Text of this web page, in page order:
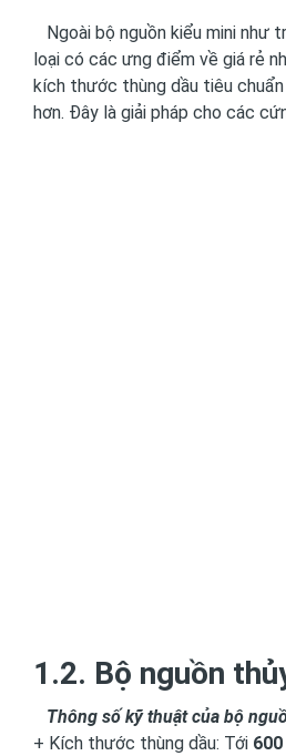
Ngoài bộ nguồn kiểu mini như
loại có các ưng điểm về giá rẻ
kích thước thùng dầu tiêu
hơn. Đây là giải pháp cho các
1.2. Bộ nguồn
Thông số kỹ thuật của bộ
+ Kích thước thùng dầu: Tới 600